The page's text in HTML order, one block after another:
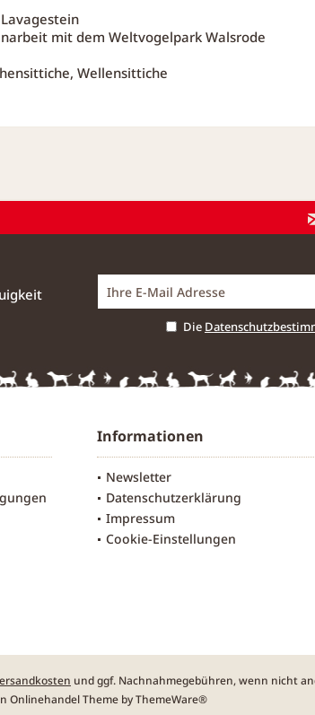
mit dem Weltvogelpark Walsrode
Wellensittiche
Die
Informationen
Newsletter
Datenschutzerklärung
Impressum
Cookie-Einstellungen
und ggf. Nachnahmegebühren, wenn nicht
Onlinehandel Theme byThemeWare®